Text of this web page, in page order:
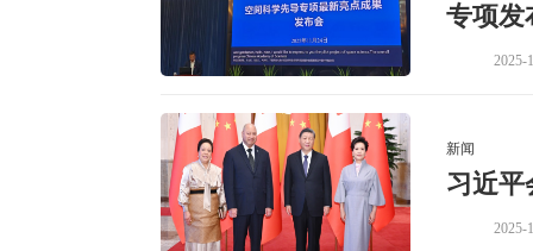
专项发
2025-
新闻
习近平
2025-